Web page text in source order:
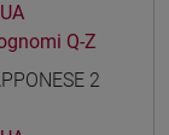
Q-Z
2